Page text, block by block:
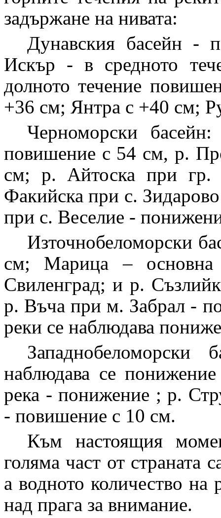
задържане на нивата:
Дунавския басейн -
Искър - в средното
долното течение
+36 см; Янтра с +40 см;
Черноморски
повишение с 54 см, р.
см; р. Айтоска при
Факийска при с.
при с. Веселие -
Източнобеломорски
см; Марица –
Свиленград; и р.
р. Въча при м. Забрал -
реки се наблюдава
наблюдава се
река - понижение ; р.
- повишение с 10 см.
Към настоящия
голяма част от страната
а водното количество
над прага за внимание.